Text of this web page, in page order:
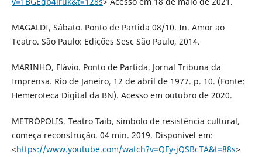
MAGALDI, Sábato. Ponto de Partida 08/10. In. Amor ao
Teatro. São Paulo: Edições Sesc São Paulo, 2014.
MARINHO, Flávio. Ponto de Partida. Jornal Tribuna da
Imprensa. Rio de Janeiro, 12 de abril de 1977. p. 10. (Fonte:
Hemeroteca Digital da BN). Acesso em outubro de 2020.
METRÓPOLIS. Teatro Taib, símbolo de resistência cultural,
começa reconstrução. 04 min. 2019. Disponível em:
<https://www.youtube.com/watch?v=QFy-jQSBcTA&t=88s>